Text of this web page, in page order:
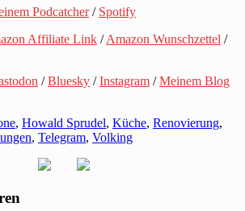
Podcatcher/ Spotify
Affiliate Link /Amazon Wunschzettel /
/Bluesky /Instagram /Meinem Blog
, Howald Sprudel, Küche, Renovierung,
, Telegram, Volking